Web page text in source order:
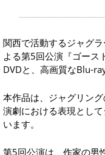
関西で活動するジャグ
よる第5回公演『ゴース
DVDと、高画質なBlu-
本作品は、ジャグリン
演劇における表現とし
います。
第5回公演は、作家の男